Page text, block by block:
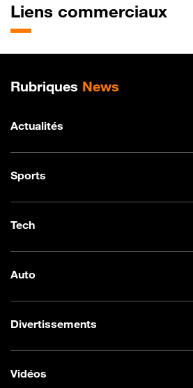
Liens commerciaux
Plan de site
Rubriques News
Actualités
Sports
Tech
Auto
Divertissements
Vidéos